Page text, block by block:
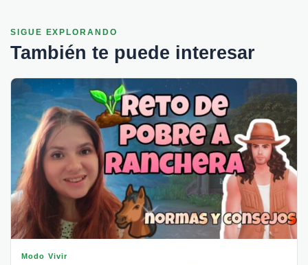
SIGUE EXPLORANDO
También te puede interesar
Modo Vivir